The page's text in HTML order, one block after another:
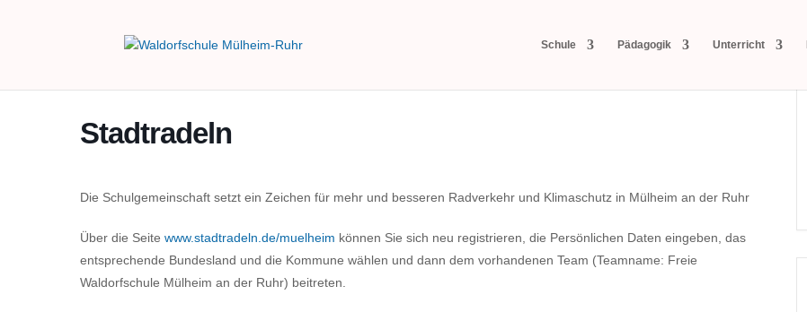
Schule Pädagogik Unterricht
Stadtradeln
Die Schulgemeinschaft setzt ein Zeichen für mehr und besseren Radverkehr und Klimaschutz in Mülheim an der Ruhr
Über die Seite www.stadtradeln.de/muelheim können Sie sich neu registrieren, die Persönlichen Daten eingeben, das
entsprechende Bundesland und die Kommune wählen und dann dem vorhandenen Team (Teamname: Freie
Waldorfschule Mülheim an der Ruhr) beitreten.